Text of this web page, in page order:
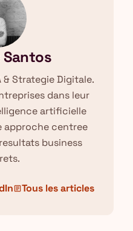
Santos
Strategie Digitale.
dans leur
artificielle
approche centree
business
articleTous les articles